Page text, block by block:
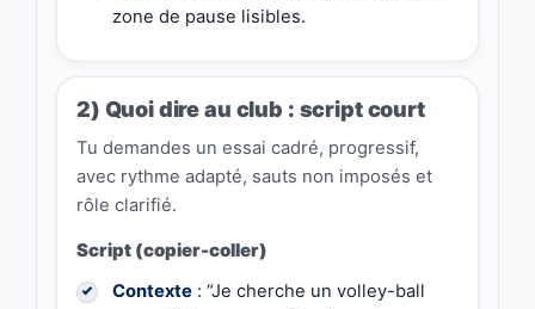
zone de pause lisibles.
2) Quoi dire au club : script court
Tu demandes un essai cadré, progressif,
avec rythme adapté, sauts non imposés et
rôle clarifié.
Script (copier-coller)
Contexte : “Je cherche un volley-ball